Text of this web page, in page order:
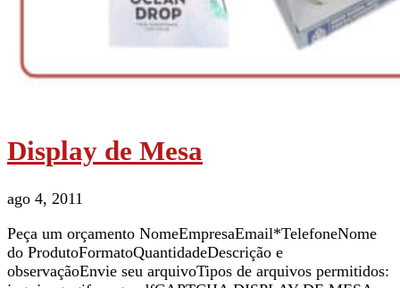
Display de Mesa
ago 4, 2011
Peça um orçamento NomeEmpresaEmail*TelefoneNome
do ProdutoFormatoQuantidadeDescrição e
observaçãoEnvie seu arquivoTipos de arquivos permitidos: